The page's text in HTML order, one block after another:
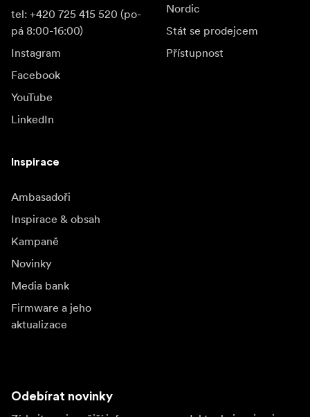
tel: +420 725 415 520 (po-
pá 8:00-16:00)
Instagram
Facebook
YouTube
LinkedIn
Nordic
Stát se prodejcem
Přístupnost
Inspirace
Ambasadoři
Inspirace & obsah
Kampaně
Novinky
Media bank
Firmware a jeho
aktualizace
Odebírat novinky